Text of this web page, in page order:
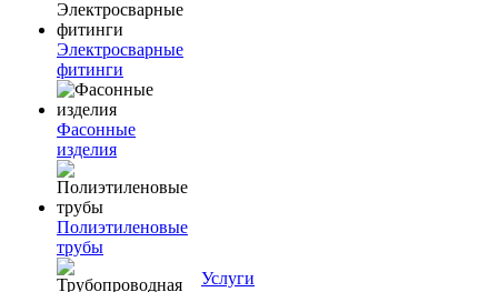
Электросварные
фитинги
Фасонные
изделия
Полиэтиленовые
трубы
Услуги